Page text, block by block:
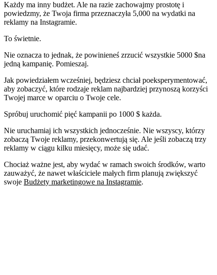
Każdy ma inny budżet. Ale na razie zachowajmy prostotę i
powiedzmy, że Twoja firma przeznaczyła 5,000 na wydatki na
reklamy na Instagramie.
To świetnie.
Nie oznacza to jednak, że powinieneś zrzucić wszystkie 5000 $na
jedną kampanię. Pomieszaj.
Jak powiedziałem wcześniej, będziesz chciał poeksperymentować,
aby zobaczyć, które rodzaje reklam najbardziej przynoszą korzyści
Twojej marce w oparciu o Twoje cele.
Spróbuj uruchomić pięć kampanii po 1000 $ każda.
Nie uruchamiaj ich wszystkich jednocześnie. Nie wszyscy, którzy
zobaczą Twoje reklamy, przekonwertują się. Ale jeśli zobaczą trzy
reklamy w ciągu kilku miesięcy, może się udać.
Chociaż ważne jest, aby wydać w ramach swoich środków, warto
zauważyć, że nawet właściciele małych firm planują zwiększyć
swoje Budżety marketingowe na Instagramie.